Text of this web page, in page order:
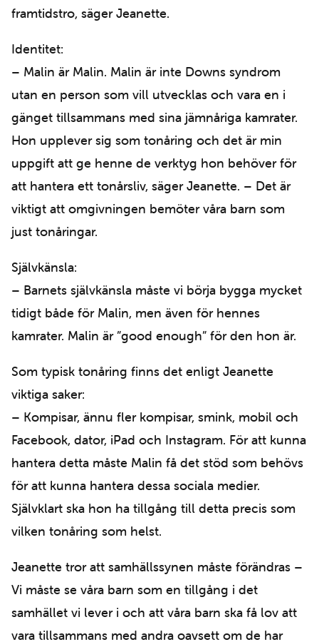
framtidstro, säger Jeanette.
Identitet:
– Malin är Malin. Malin är inte Downs syndrom
utan en person som vill utvecklas och vara en i
gänget tillsammans med sina jämnåriga kamrater.
Hon upplever sig som tonåring och det är min
uppgift att ge henne de verktyg hon behöver för
att hantera ett tonårsliv, säger Jeanette. – Det är
viktigt att omgivningen bemöter våra barn som
just tonåringar.
Självkänsla:
– Barnets självkänsla måste vi börja bygga mycket
tidigt både för Malin, men även för hennes
kamrater. Malin är ”good enough” för den hon är.
Som typisk tonåring finns det enligt Jeanette
viktiga saker:
– Kompisar, ännu fler kompisar, smink, mobil och
Facebook, dator, iPad och Instagram. För att kunna
hantera detta måste Malin få det stöd som behövs
för att kunna hantera dessa sociala medier.
Självklart ska hon ha tillgång till detta precis som
vilken tonåring som helst.
Jeanette tror att samhällssynen måste förändras –
Vi måste se våra barn som en tillgång i det
samhället vi lever i och att våra barn ska få lov att
vara tillsammans med andra oavsett om de har